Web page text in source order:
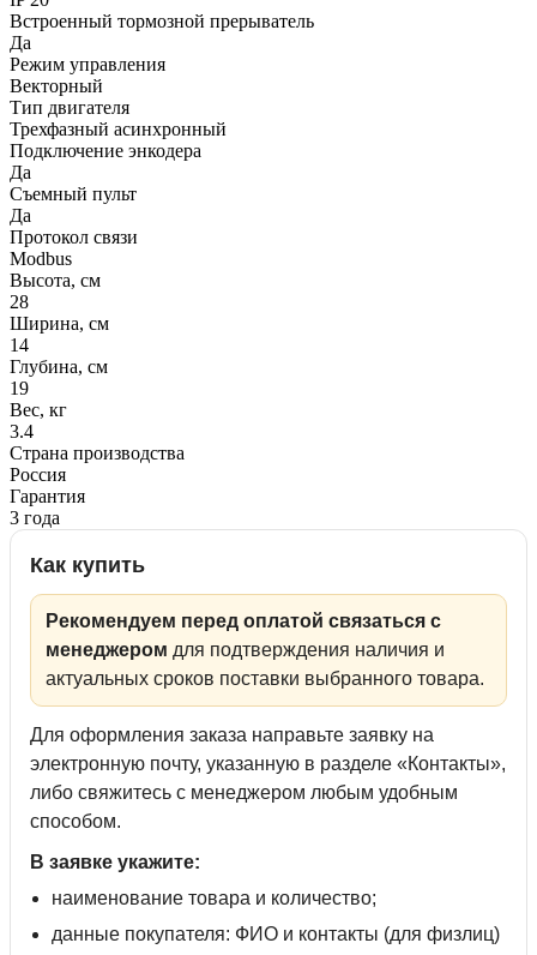
Встроенный тормозной прерыватель
Да
Режим управления
Векторный
Тип двигателя
Трехфазный асинхронный
Подключение энкодера
Да
Съемный пульт
Да
Протокол связи
Modbus
Высота, см
28
Ширина, см
14
Глубина, см
19
Вес, кг
3.4
Страна производства
Россия
Гарантия
3 года
Как купить
Рекомендуем перед оплатой связаться с
менеджером для подтверждения наличия и
актуальных сроков поставки выбранного товара.
Для оформления заказа направьте заявку на
электронную почту, указанную в разделе «Контакты»,
либо свяжитесь с менеджером любым удобным
способом.
В заявке укажите:
наименование товара и количество;
данные покупателя: ФИО и контакты (для физлиц)